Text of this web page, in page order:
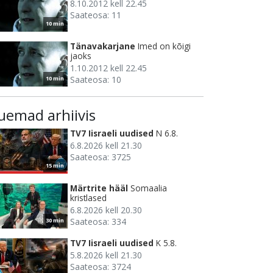
10 min
8.10.2012 kell 22.45
Saateosa: 11
10 min
Tänavakarjane Imed on kõigi
jaoks
1.10.2012 kell 22.45
Saateosa: 10
arhiivis
15 min
TV7 Iisraeli uudised N 6.8.
6.8.2026 kell 21.30
Saateosa: 3725
30 min
Märtrite hääl Somaalia
kristlased
6.8.2026 kell 20.30
Saateosa: 334
TV7 Iisraeli uudised K 5.8.
5.8.2026 kell 21.30
Saateosa: 3724